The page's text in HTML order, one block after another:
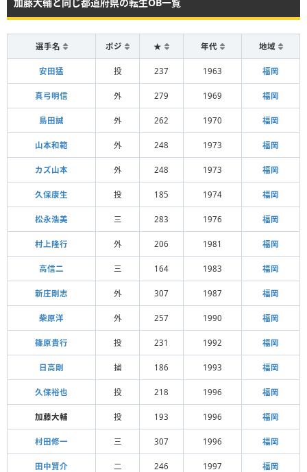
選手名 ポジ ★ 年代 地域
安田猛 投 237 1963 福岡
真弓明信 外 279 1969 福岡
島田誠 外 262 1970 福岡
山本和範 外 248 1973 福岡
カズ山本 外 248 1973 福岡
久保康生 投 185 1974 福岡
松永浩美 三 283 1976 福岡
村上隆行 外 206 1981 福岡
高信二 三 164 1983 福岡
新庄剛志 外 307 1987 福岡
柴原洋 外 257 1990 福岡
篠原貴行 投 231 1992 福岡
日高剛 捕 186 1993 福岡
久保裕也 投 218 1996 福岡
加藤大輔 投 193 1996 福岡
村田修一 三 307 1996 福岡
田中賢介 二 246 1997 福岡